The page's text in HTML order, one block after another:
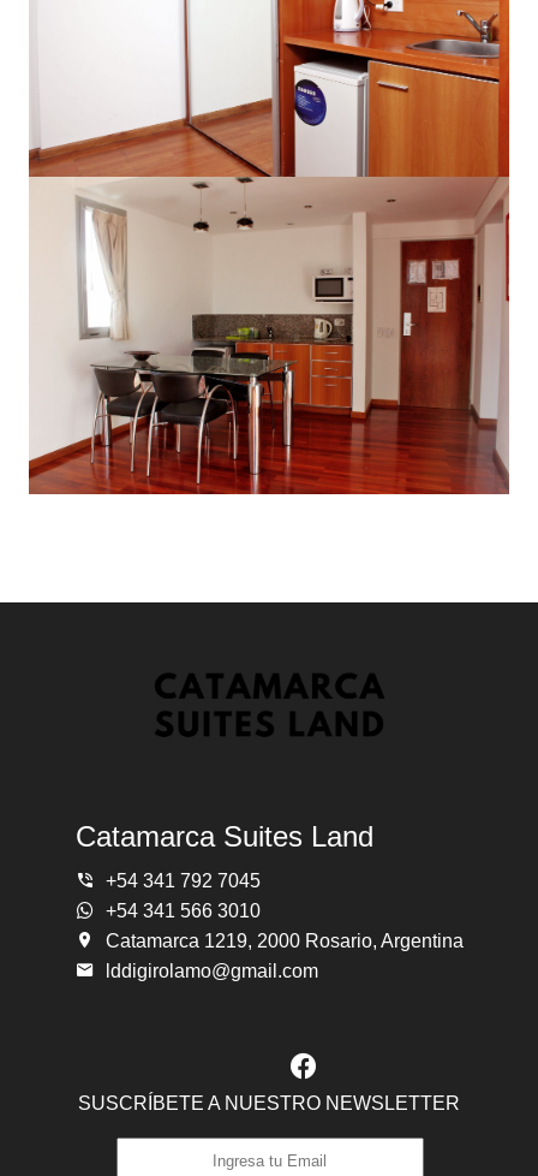
Catamarca Suites Land
+54 341 792 7045
+54 341 566 3010
Catamarca 1219, 2000 Rosario, Argentina
lddigirolamo@gmail.com
SUSCRÍBETE A NUESTRO NEWSLETTER